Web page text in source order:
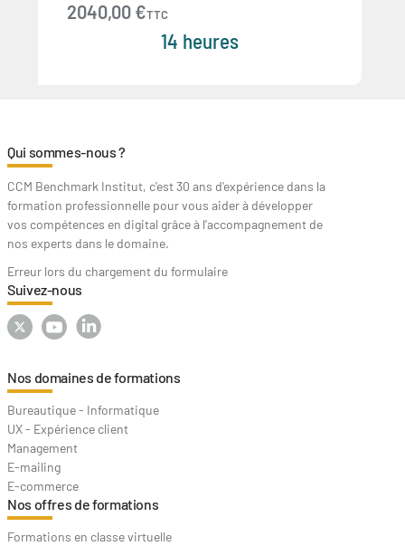
2040,00 €TTC
14 heures
Qui sommes-nous ?
CCM Benchmark Institut, c'est 30 ans d'expérience dans la
formation professionnelle pour vous aider à développer
vos compétences en digital grâce à l’accompagnement de
nos experts dans le domaine.
Erreur lors du chargement du formulaire
Suivez-nous
Nos domaines de formations
Bureautique - Informatique
UX - Expérience client
Management
E-mailing
E-commerce
Nos offres de formations
Formations en classe virtuelle